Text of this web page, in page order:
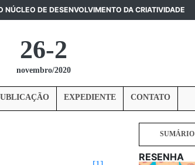
DE DESENVOLVIMENTO DA CRIATIVIDADE
26-2
novembro/2020
EXPEDIENTE CONTATO
SUMÁRIO
RESENHA